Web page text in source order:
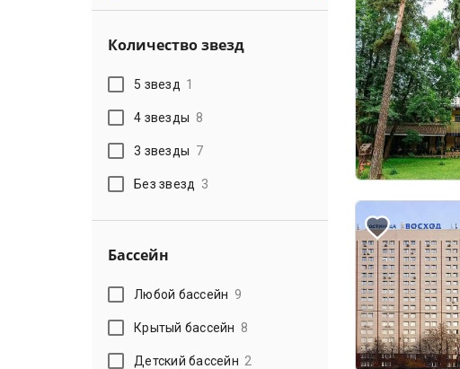
Количество звезд
5 звезд 1
4 звезды 8
3 звезды 7
Без звезд 3
Бассейн
Любой бассейн 9
Крытый бассейн 8
Детский бассейн 2